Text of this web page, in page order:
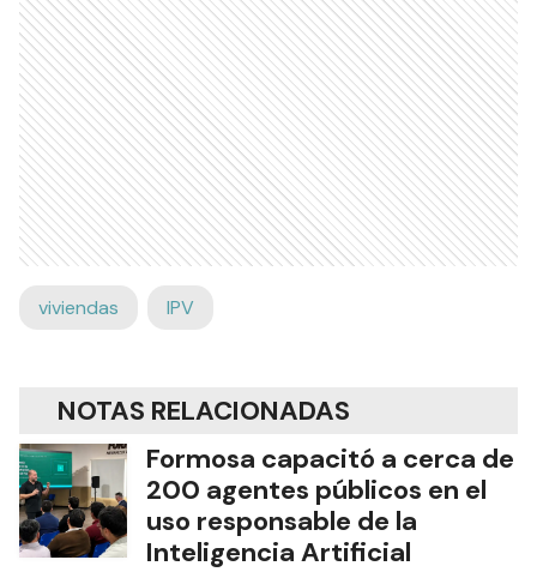
viviendas IPV
NOTAS RELACIONADAS
Formosa capacitó a cerca de
200 agentes públicos en el
uso responsable de la
Inteligencia Artificial